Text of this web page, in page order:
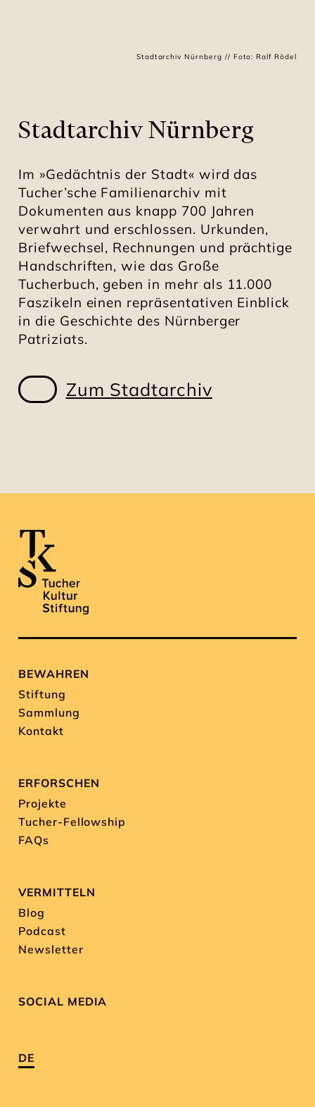
Stadtarchiv Nürnberg
Im »Gedächtnis der Stadt« wird das
Tucher’sche Familienarchiv mit
Dokumenten aus knapp 700 Jahren
verwahrt und erschlossen. Urkunden,
Briefwechsel, Rechnungen und prächtige
Handschriften, wie das Große
Tucherbuch, geben in mehr als 11.000
Faszikeln einen repräsentativen Einblick
in die Geschichte des Nürnberger
Patriziats.
Zum Stadtarchiv
Stadtarchiv Nürnberg // Foto: Ralf Rödel
BEWAHREN
Stiftung
Sammlung
Kontakt
ERFORSCHEN
Projekte
Tucher-Fellowship
FAQs
VERMITTELN
Blog
Podcast
Newsletter
SOCIAL MEDIA
DE